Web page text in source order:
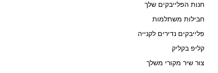
חנות הפלייבקים שלך
חבילות משתלמות
פלייבקים נדירים לקנייה
קליפ בקליק
צור שיר מקורי משלך